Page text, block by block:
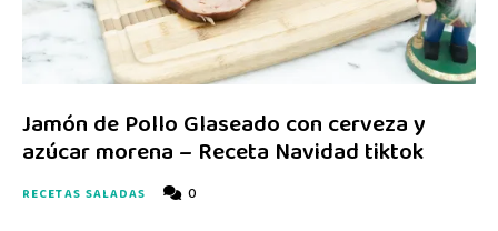
Jamón de Pollo Glaseado con cerveza y
azúcar morena – Receta Navidad tiktok
RECETAS SALADAS 0